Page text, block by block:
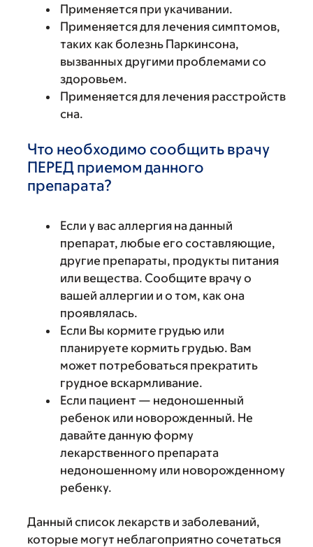
Применяется при укачивании.
Применяется для лечения симптомов,
таких как болезнь Паркинсона,
вызванных другими проблемами со
здоровьем.
Применяется для лечения расстройств
сна.
Что необходимо сообщить врачу
ПЕРЕД приемом данного
препарата?
Если у вас аллергия на данный
препарат, любые его составляющие,
другие препараты, продукты питания
или вещества. Сообщите врачу о
вашей аллергии и о том, как она
проявлялась.
Если Вы кормите грудью или
планируете кормить грудью. Вам
может потребоваться прекратить
грудное вскармливание.
Если пациент — недоношенный
ребенок или новорожденный. Не
давайте данную форму
лекарственного препарата
недоношенному или новорожденному
ребенку.
Данный список лекарств и заболеваний,
которые могут неблагоприятно сочетаться